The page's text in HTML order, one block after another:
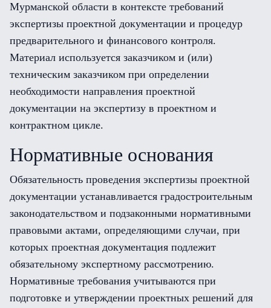
Мурманской области в контексте требований
экспертизы проектной документации и процедур
предварительного и финансового контроля.
Материал используется заказчиком и (или)
техническим заказчиком при определении
необходимости направления проектной
документации на экспертизу в проектном и
контрактном цикле.
Нормативные основания
Обязательность проведения экспертизы проектной
документации устанавливается градостроительным
законодательством и подзаконными нормативными
правовыми актами, определяющими случаи, при
которых проектная документация подлежит
обязательному экспертному рассмотрению.
Нормативные требования учитываются при
подготовке и утверждении проектных решений для